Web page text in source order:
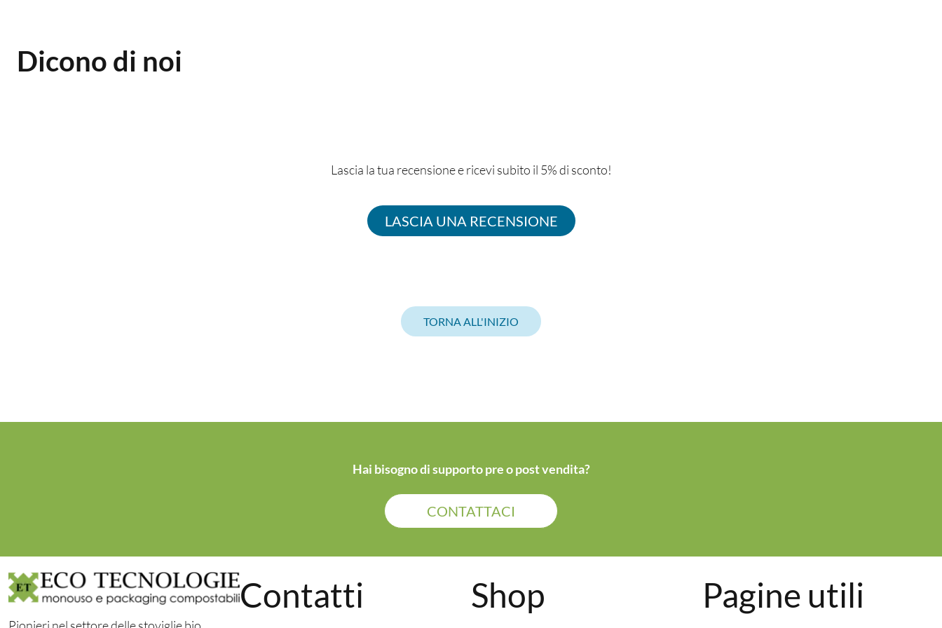
Dicono di noi
Lascia la tua recensione e ricevi subito il 5% di sconto!
LASCIA UNA RECENSIONE
TORNA ALL'INIZIO
Hai bisogno di supporto pre o post vendita?
CONTATTACI
Contatti Shop Pagine utili